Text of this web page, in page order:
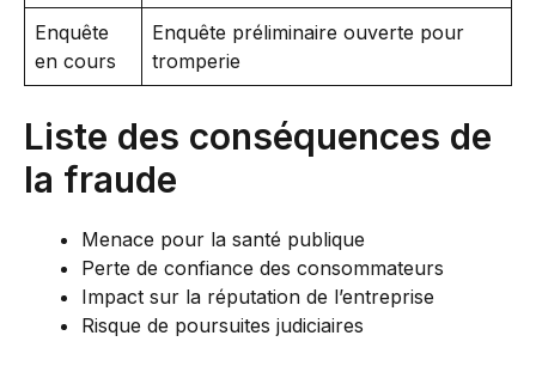
Enquête
en cours
Enquête préliminaire ouverte pour
tromperie
Liste des conséquences de
la fraude
Menace pour la santé publique
Perte de confiance des consommateurs
Impact sur la réputation de l’entreprise
Risque de poursuites judiciaires